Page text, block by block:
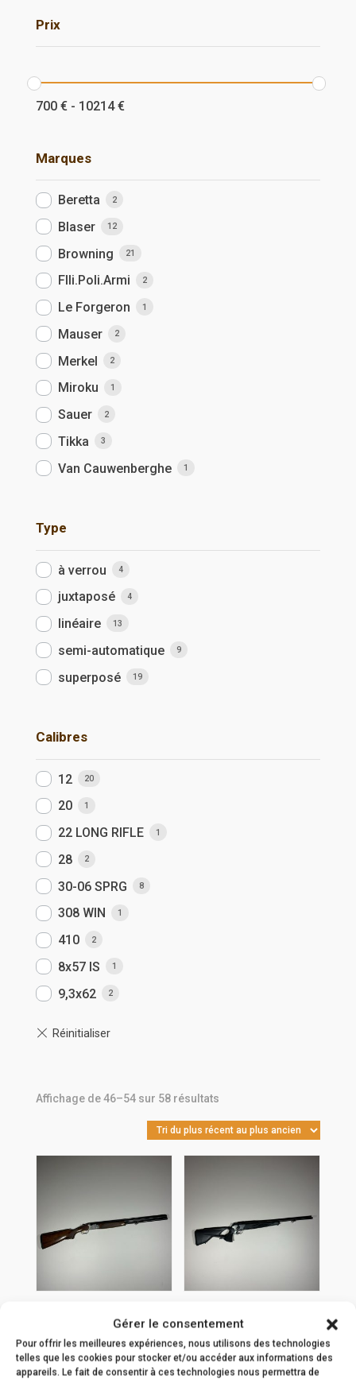
Gérer le consentement
Pour offrir les meilleures expériences, nous utilisons des technologies
telles que les cookies pour stocker et/ou accéder aux informations des
appareils. Le fait de consentir à ces technologies nous permettra de
Prix
700 €- 10214 €
Marques
Beretta 2
Blaser 12
Browning 21
Flli.Poli.Armi 2
Le Forgeron 1
Mauser 2
Merkel 2
Miroku 1
Sauer 2
Tikka 3
Van Cauwenberghe 1
Type
à verrou 4
juxtaposé 4
linéaire 13
semi-automatique 9
superposé 19
Calibres
12 20
20 1
22 LONG RIFLE 1
28 2
30-06 SPRG 8
308 WIN 1
410 2
8x57 IS 1
9,3x62 2
Affichage de 46–54 sur 58 résultatsTrié
du
plus
ancien
Fusil Beretta 687
Silver Pigeon III 12M
2.900,00€
Ultimate Silverstone
8.759,00€